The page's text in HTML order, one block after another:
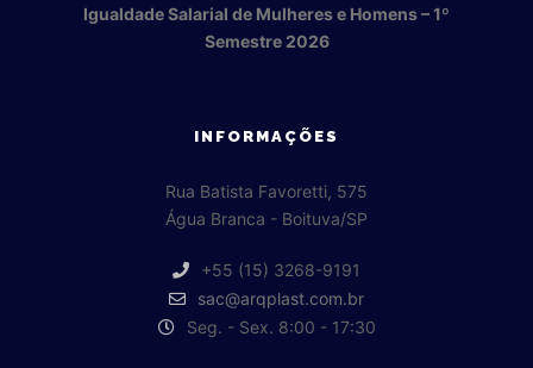
Igualdade Salarial de Mulheres e Homens – 1º
Semestre 2026
INFORMAÇÕES
Rua Batista Favoretti, 575
Água Branca - Boituva/SP
+55 (15) 3268-9191
sac@arqplast.com.br
Seg. - Sex. 8:00 - 17:30